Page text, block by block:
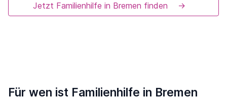
Jetzt Familienhilfe in Bremen finden →
Für wen ist Familienhilfe in Bremen